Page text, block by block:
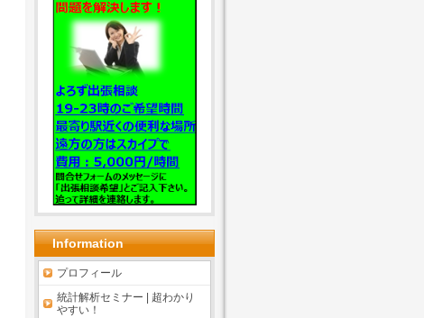
Information
プロフィール
統計解析セミナー | 超わかり
やすい！